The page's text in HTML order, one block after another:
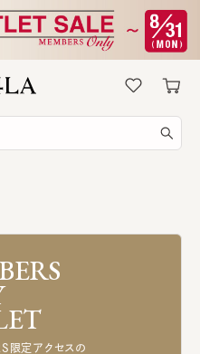
限定アクセスの